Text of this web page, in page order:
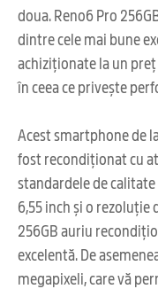
doua. Reno6 Pro
dintre cele mai bune
achiziționate la un
în ceea ce privește
Acest smartphone de
fost recondiționat cu
standardele de calitate
6,55 inch și o rezoluție
256GB auriu
excelentă. De
megapixeli, care vă